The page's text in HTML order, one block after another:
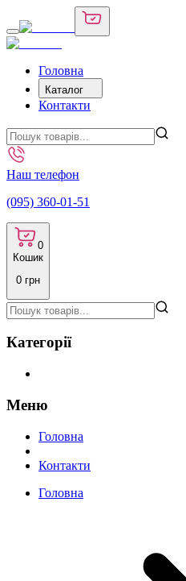
Головна
Каталог
Контакти
Наш телефон
(095) 360-01-51
0
Кошик
0 грн
Категорії
Меню
Головна
Контакти
Головна